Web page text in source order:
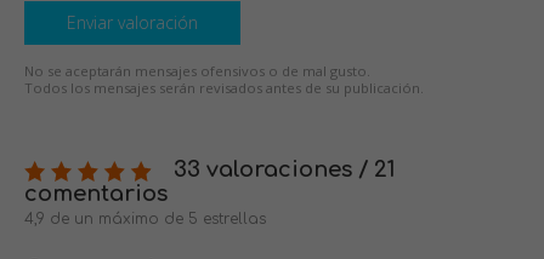
Enviar valoración
No se aceptarán mensajes ofensivos o de mal gusto.
Todos los mensajes serán revisados antes de su publicación.
33 valoraciones / 21
comentarios
4,9 de un máximo de 5 estrellas